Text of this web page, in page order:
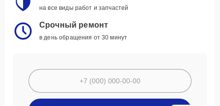
на все виды работ и запчастей
Срочный ремонт
в день обращения от 30 минут